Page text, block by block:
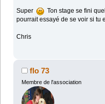
Super
Ton stage se fini
pourrait essayé de se voir si
Chris
flo 73
Membre de l'association